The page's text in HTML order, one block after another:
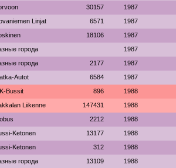
30157 1987
Linjat 6571 1987
18106 1987
города 1987
города 2177 1987
Autot 6584 1987
Bussit 896 1988
Liikenne 147431 1988
2212 1988
Ketonen 13177 1988
Ketonen 312 1988
города 13109 1988